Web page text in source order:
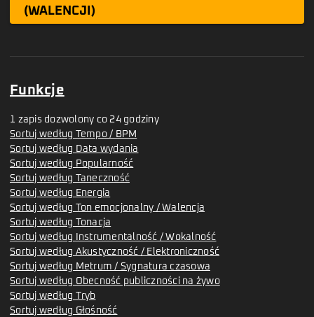
(WALENCJI)
Funkcje
1 zapis dozwolony co 24 godziny
Sortuj według Tempo / BPM
Sortuj według Data wydania
Sortuj według Popularność
Sortuj według Taneczność
Sortuj według Energia
Sortuj według Ton emocjonalny / Walencja
Sortuj według Tonacja
Sortuj według Instrumentalność / Wokalność
Sortuj według Akustyczność / Elektroniczność
Sortuj według Metrum / Sygnatura czasowa
Sortuj według Obecność publiczności na żywo
Sortuj według Tryb
Sortuj według Głośność